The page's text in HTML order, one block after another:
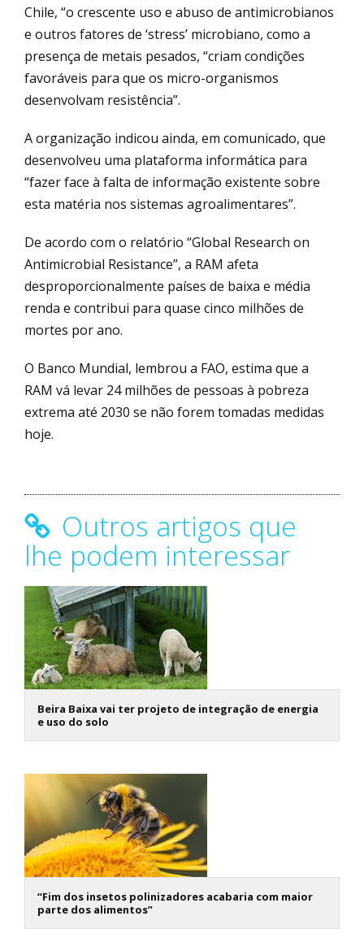
Chile, “o crescente uso e abuso de antimicrobianos
e outros fatores de ‘stress’ microbiano, como a
presença de metais pesados, “criam condições
favoráveis para que os micro-organismos
desenvolvam resistência”.
A organização indicou ainda, em comunicado, que
desenvolveu uma plataforma informática para
“fazer face à falta de informação existente sobre
esta matéria nos sistemas agroalimentares”.
De acordo com o relatório “Global Research on
Antimicrobial Resistance”, a RAM afeta
desproporcionalmente países de baixa e média
renda e contribui para quase cinco milhões de
mortes por ano.
O Banco Mundial, lembrou a FAO, estima que a
RAM vá levar 24 milhões de pessoas à pobreza
extrema até 2030 se não forem tomadas medidas
hoje.
Outros artigos que
lhe podem interessar
Beira Baixa vai ter projeto de integração de energia
e uso do solo
“Fim dos insetos polinizadores acabaria com maior
parte dos alimentos”